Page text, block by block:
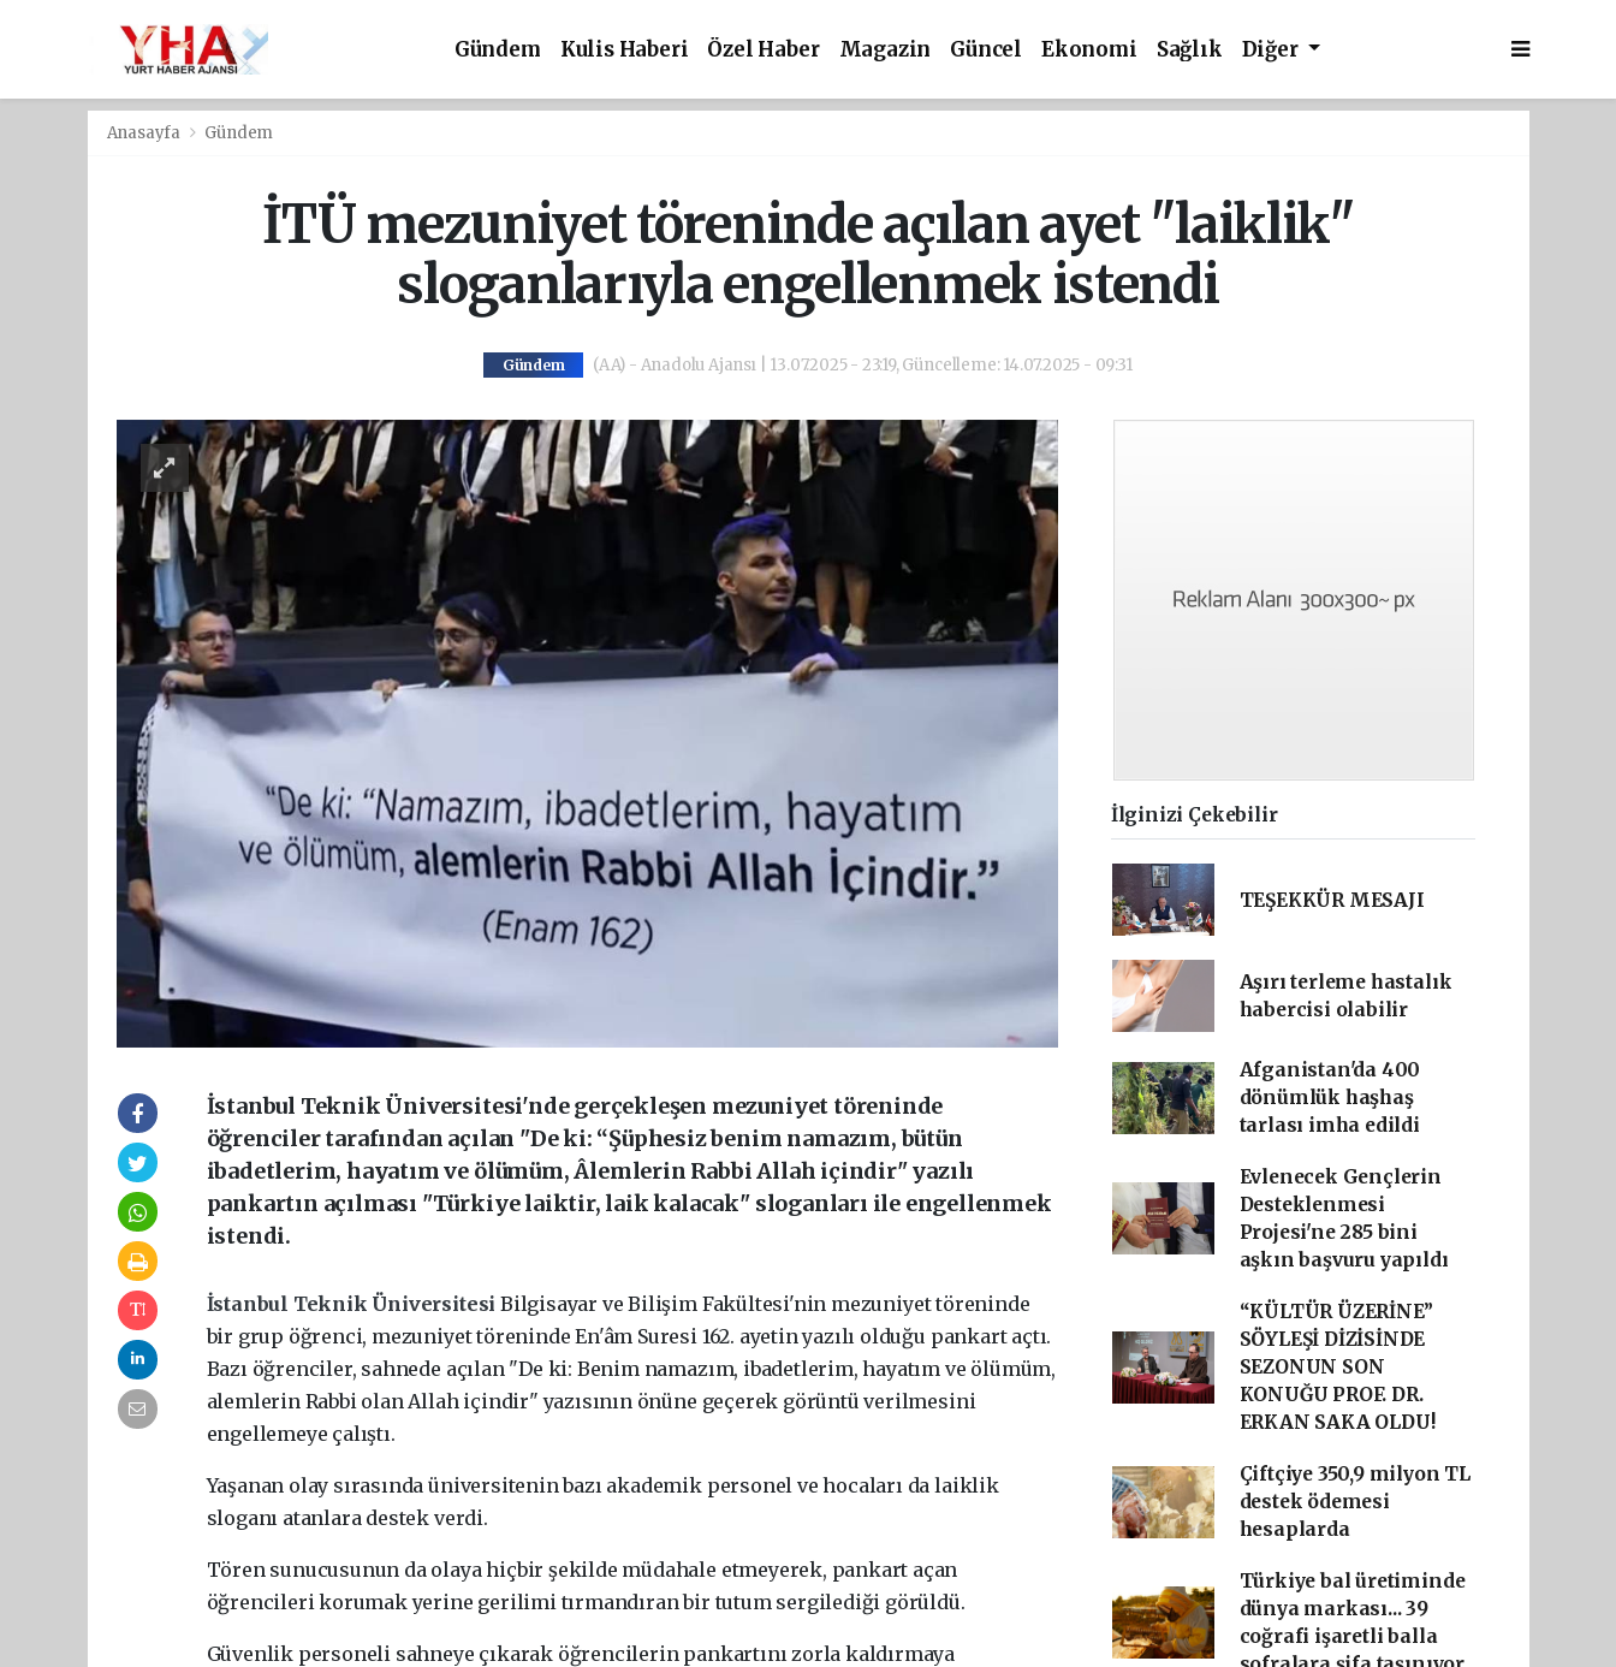
Gündem Kulis Haberi Özel Haber Magazin Güncel Ekonomi Sağlık Diğer
Anasayfa Gündem
İTÜ mezuniyet töreninde açılan ayet "laiklik"
sloganlarıyla engellenmek istendi
Gündem (AA) - Anadolu Ajansı | 13.07.2025 - 23:19, Güncelleme: 14.07.2025 - 09:31
İstanbul Teknik Üniversitesi'nde gerçekleşen mezuniyet töreninde
öğrenciler tarafından açılan "De ki: “Şüphesiz benim namazım, bütün
ibadetlerim, hayatım ve ölümüm, Âlemlerin Rabbi Allah içindir" yazılı
pankartın açılması "Türkiye laiktir, laik kalacak" sloganları ile engellenmek
istendi.
İstanbul Teknik Üniversitesi Bilgisayar ve Bilişim Fakültesi'nin mezuniyet töreninde
bir grup öğrenci, mezuniyet töreninde En'âm Suresi 162. ayetin yazılı olduğu pankart açtı.
Bazı öğrenciler, sahnede açılan "De ki: Benim namazım, ibadetlerim, hayatım ve ölümüm,
alemlerin Rabbi olan Allah içindir" yazısının önüne geçerek görüntü verilmesini
engellemeye çalıştı.
Yaşanan olay sırasında üniversitenin bazı akademik personel ve hocaları da laiklik
sloganı atanlara destek verdi.
Tören sunucusunun da olaya hiçbir şekilde müdahale etmeyerek, pankart açan
öğrencileri korumak yerine gerilimi tırmandıran bir tutum sergilediği görüldü.
Güvenlik personeli sahneye çıkarak öğrencilerin pankartını zorla kaldırmaya
İlginizi Çekebilir
TEŞEKKÜR MESAJI
Aşırı terleme hastalık
habercisi olabilir
Afganistan'da 400
dönümlük haşhaş
tarlası imha edildi
Evlenecek Gençlerin
Desteklenmesi
Projesi'ne 285 bini
aşkın başvuru yapıldı
“KÜLTÜR ÜZERİNE”
SÖYLEŞİ DİZİSİNDE
SEZONUN SON
KONUĞU PROF. DR.
ERKAN SAKA OLDU!
Çiftçiye 350,9 milyon TL
destek ödemesi
hesaplarda
Türkiye bal üretiminde
dünya markası... 39
coğrafi işaretli balla